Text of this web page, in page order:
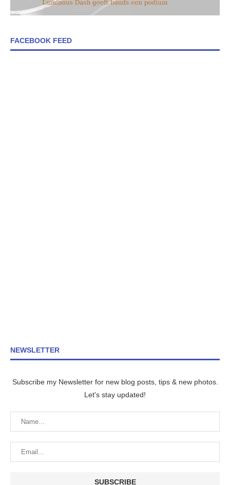
FACEBOOK FEED
NEWSLETTER
Subscribe my Newsletter for new blog posts, tips & new photos.
Let's stay updated!